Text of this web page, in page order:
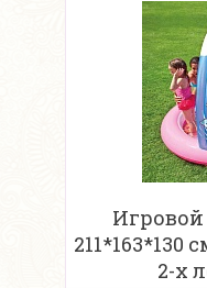
211*163*130
2-х